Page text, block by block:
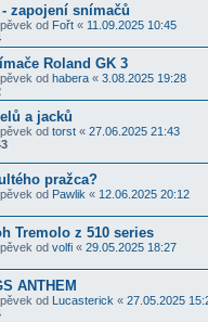
- zapojení snímačů
od Fořt « 11.09.2025 10:45
Roland GK 3
od habera « 3.08.2025 19:28
a jacků
od torst « 27.06.2025 21:43
pražca?
od Pawlik « 12.06.2025 20:12
Tremolo z 510 series
od volfi « 29.05.2025 18:27
ANTHEM
od Lucasterick « 27.05.2025